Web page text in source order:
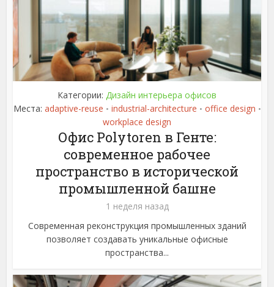
Категории: Дизайн интерьера офисов
Места: adaptive-reuse • industrial-architecture • office design •
workplace design
Офис Polytoren в Генте:
современное рабочее
пространство в исторической
промышленной башне
1 неделя назад
Современная реконструкция промышленных зданий
позволяет создавать уникальные офисные
пространства...